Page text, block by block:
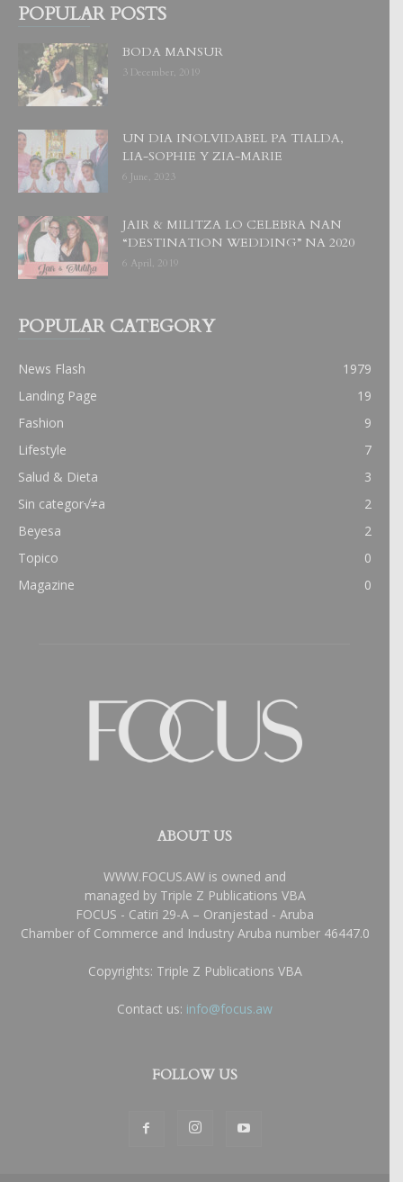
POPULAR POSTS
BODA MANSUR
3 December, 2019
UN DIA INOLVIDABEL PA TIALDA,
LIA-SOPHIE Y ZIA-MARIE
6 June, 2023
JAIR & MILITZA LO CELEBRA NAN
“DESTINATION WEDDING” NA 2020
6 April, 2019
POPULAR CATEGORY
News Flash
1979
Landing Page
19
Fashion
9
Lifestyle
7
Salud & Dieta
3
Sin categor√≠a
2
Beyesa
2
Topico
0
Magazine
0
ABOUT US
WWW.FOCUS.AW is owned and
managed by Triple Z Publications VBA
FOCUS - Catiri 29-A – Oranjestad - Aruba
Chamber of Commerce and Industry Aruba number 46447.0
Copyrights: Triple Z Publications VBA
Contact us: info@focus.aw
FOLLOW US